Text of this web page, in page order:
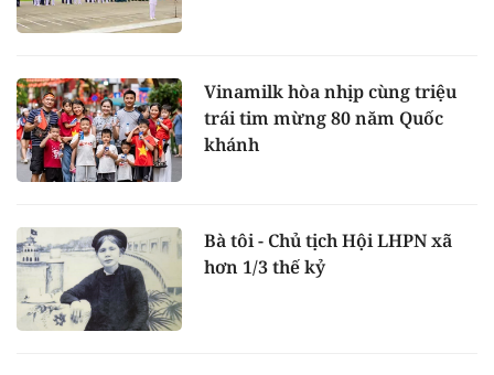
Vinamilk hòa nhịp cùng triệu
trái tim mừng 80 năm Quốc
khánh
Bà tôi - Chủ tịch Hội LHPN xã
hơn 1/3 thế kỷ